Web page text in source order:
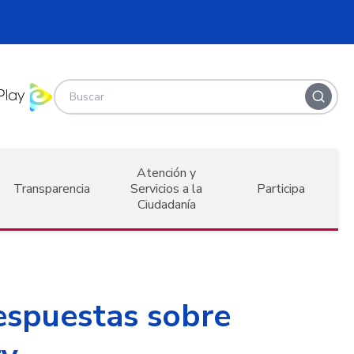
Transparencia
Atención y
Servicios a la
Ciudadanía
Participa
sobre